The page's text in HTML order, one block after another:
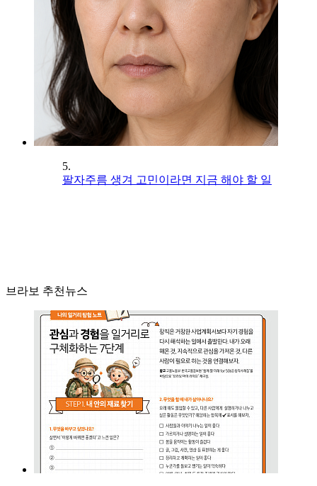
5.
팔자주름 생겨 고민이라면 지금 해야 할 일
브라보 추천뉴스